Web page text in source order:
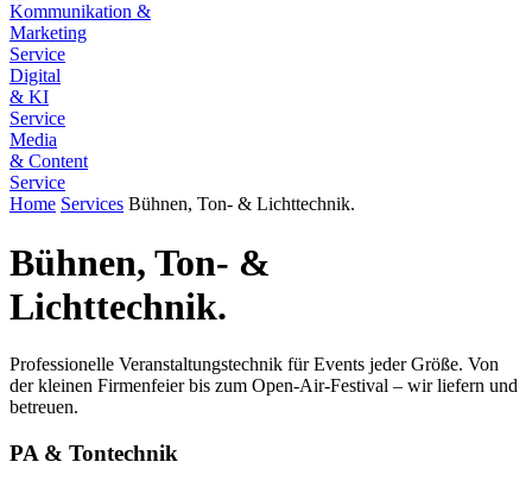
Kommunikation &
Marketing
Service
Digital
& KI
Service
Media
& Content
Service
Home Services Bühnen, Ton- & Lichttechnik.
Bühnen, Ton- &
Lichttechnik.
Professionelle Veranstaltungstechnik für Events jeder Größe. Von
der kleinen Firmenfeier bis zum Open-Air-Festival – wir liefern und
betreuen.
PA & Tontechnik